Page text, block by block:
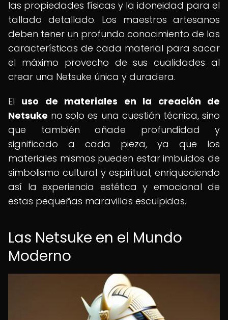
las propiedades físicas y la idoneidad para el
tallado detallado. Los maestros artesanos
deben tener un profundo conocimiento de las
características de cada material para sacar
el máximo provecho de sus cualidades al
crear una Netsuke única y duradera.
El uso de materiales en la creación de
Netsuke no solo es una cuestión técnica, sino
que también añade profundidad y
significado a cada pieza, ya que los
materiales mismos pueden estar imbuidos de
simbolismo cultural y espiritual, enriqueciendo
así la experiencia estética y emocional de
estas pequeñas maravillas esculpidas.
Las Netsuke en el Mundo
Moderno